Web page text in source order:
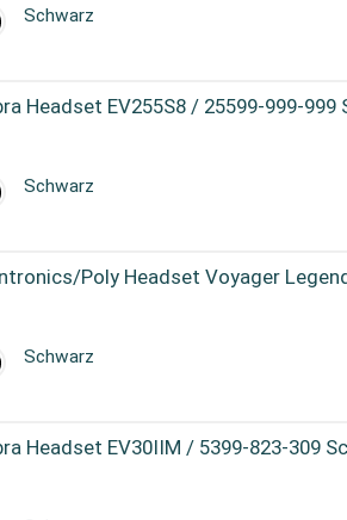
Schwarz
Headset EV255S8 / 25599-999-999
Schwarz
Poly Headset Voyager
Schwarz
Headset EV30IIM / 5399-823-309